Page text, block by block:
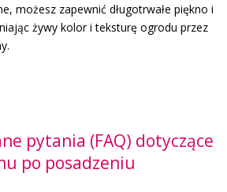
możesz zapewnić długotrwałe piękno i
żywy kolor i teksturę ogrodu przez
pytania (FAQ) dotyczące
po posadzeniu